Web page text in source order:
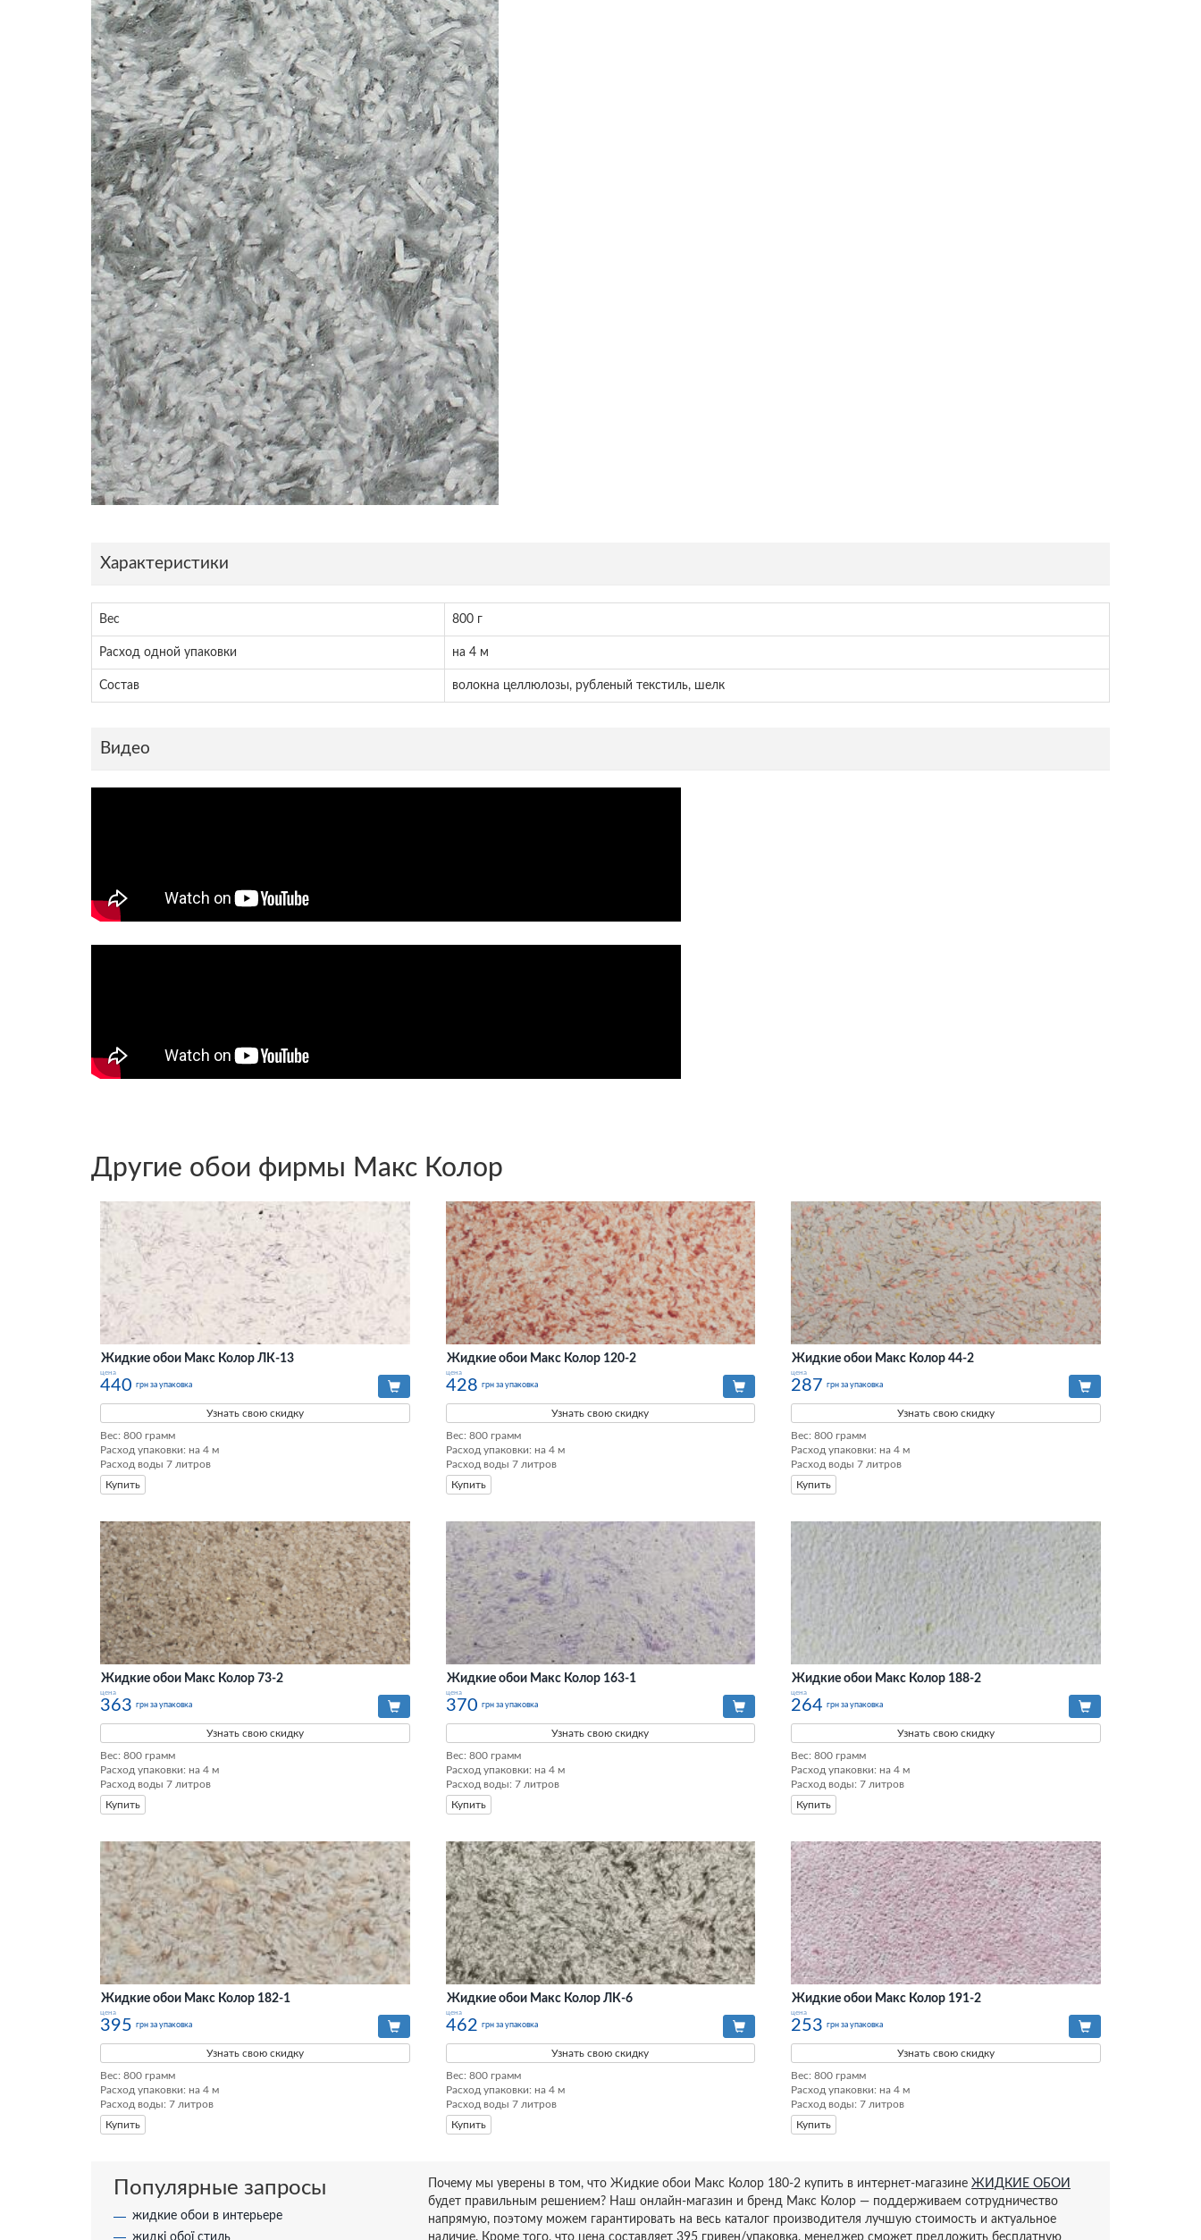
Характеристики
Вес 800 г
Расход одной упаковки на 4 м
Состав волокна целлюлозы, рубленый текстиль, шелк
Видео
Другие обои фирмы Макс Колор
Жидкие обои Макс Колор ЛК-13
цена
440 грн за упаковка
Узнать свою скидку
Вес: 800 грамм
Расход упаковки: на 4 м
Расход воды 7 литров
Купить
Жидкие обои Макс Колор 120-2
цена
428 грн за упаковка
Узнать свою скидку
Вес: 800 грамм
Расход упаковки: на 4 м
Расход воды 7 литров
Купить
Жидкие обои Макс Колор 44-2
цена
287 грн за упаковка
Узнать свою скидку
Вес: 800 грамм
Расход упаковки: на 4 м
Расход воды 7 литров
Купить
Жидкие обои Макс Колор 73-2
цена
363 грн за упаковка
Узнать свою скидку
Вес: 800 грамм
Расход упаковки: на 4 м
Расход воды 7 литров
Купить
Жидкие обои Макс Колор 163-1
цена
370 грн за упаковка
Узнать свою скидку
Вес: 800 грамм
Расход упаковки: на 4 м
Расход воды: 7 литров
Купить
Жидкие обои Макс Колор 188-2
цена
264 грн за упаковка
Узнать свою скидку
Вес: 800 грамм
Расход упаковки: на 4 м
Расход воды: 7 литров
Купить
Жидкие обои Макс Колор 182-1
цена
395 грн за упаковка
Узнать свою скидку
Вес: 800 грамм
Расход упаковки: на 4 м
Расход воды: 7 литров
Купить
Жидкие обои Макс Колор ЛК-6
цена
462 грн за упаковка
Узнать свою скидку
Вес: 800 грамм
Расход упаковки: на 4 м
Расход воды 7 литров
Купить
Жидкие обои Макс Колор 191-2
цена
253 грн за упаковка
Узнать свою скидку
Вес: 800 грамм
Расход упаковки: на 4 м
Расход воды: 7 литров
Купить
Популярные запросы
жидкие обои в интерьере
жидкі обої стиль
Почему мы уверены в том, что Жидкие обои Макс Колор 180-2 купить в интернет-магазине ЖИДКИЕ ОБОИ
будет правильным решением? Наш онлайн-магазин и бренд Макс Колор — поддерживаем сотрудничество
напрямую, поэтому можем гарантировать на весь каталог производителя лучшую стоимость и актуальное